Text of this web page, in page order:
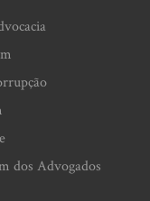
dos Advogados